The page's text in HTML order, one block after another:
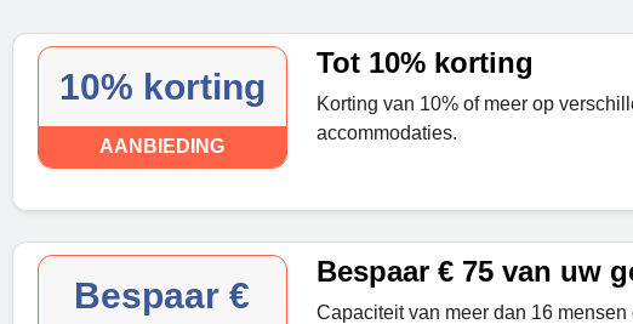
10% korting
AANBIEDING
Tot 10% korting
Korting van 10% of meer op
accommodaties.
Bespaar €
Bespaar € 75 van uw
Capaciteit van meer dan 16 mensen